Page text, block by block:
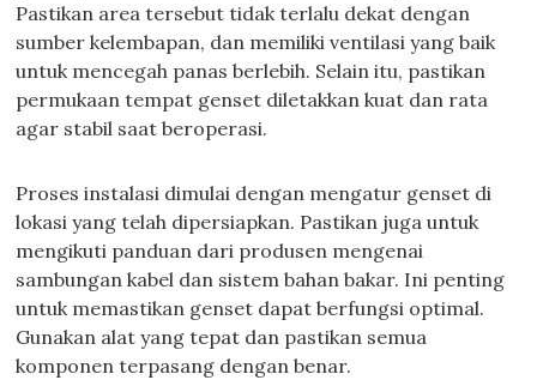
Pastikan area tersebut tidak terlalu dekat dengan
sumber kelembapan, dan memiliki ventilasi yang baik
untuk mencegah panas berlebih. Selain itu, pastikan
permukaan tempat genset diletakkan kuat dan rata
agar stabil saat beroperasi.
Proses instalasi dimulai dengan mengatur genset di
lokasi yang telah dipersiapkan. Pastikan juga untuk
mengikuti panduan dari produsen mengenai
sambungan kabel dan sistem bahan bakar. Ini penting
untuk memastikan genset dapat berfungsi optimal.
Gunakan alat yang tepat dan pastikan semua
komponen terpasang dengan benar.